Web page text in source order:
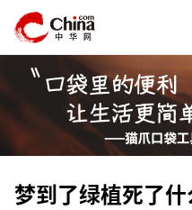
梦到了绿植死了